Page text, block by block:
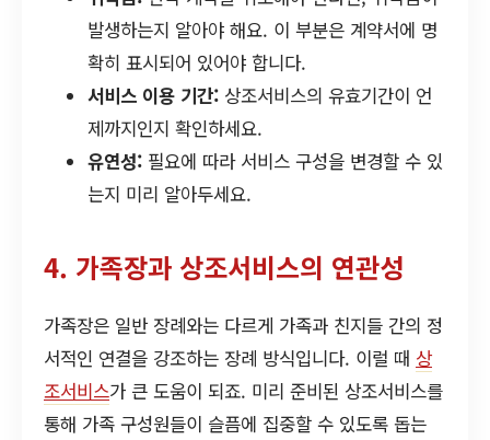
발생하는지 알아야 해요. 이 부분은 계약서에 명
확히 표시되어 있어야 합니다.
서비스 이용 기간: 상조서비스의 유효기간이 언
제까지인지 확인하세요.
유연성: 필요에 따라 서비스 구성을 변경할 수 있
는지 미리 알아두세요.
4. 가족장과 상조서비스의 연관성
가족장은 일반 장례와는 다르게 가족과 친지들 간의 정
서적인 연결을 강조하는 장례 방식입니다. 이럴 때 상
조서비스가 큰 도움이 되죠. 미리 준비된 상조서비스를
통해 가족 구성원들이 슬픔에 집중할 수 있도록 돕는